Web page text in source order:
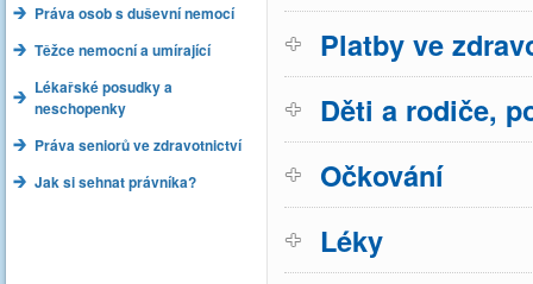
Práva osob s duševní nemocí
Těžce nemocní a umírající
Lékařské posudky a
neschopenky
Práva seniorů ve zdravotnictví
Jak si sehnat právníka?
Platby ve
Děti a rodiče,
Očkování
Léky